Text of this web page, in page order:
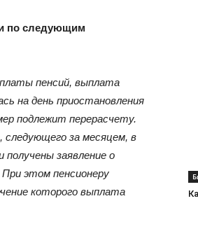
по следующим
пенсий, выплата
на день приостановления
подлежит перерасчету.
следующего за месяцем, в
заявление о
этом пенсионеру
которого выплата